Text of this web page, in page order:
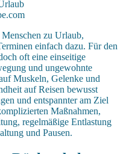
zu Urlaub,
einfach dazu. Für den
oft eine einseitige
und ungewohnte
Muskeln, Gelenke und
auf Reisen bewusst
und entspannter am Ziel
Maßnahmen,
regelmäßige Entlastung
und Pausen.